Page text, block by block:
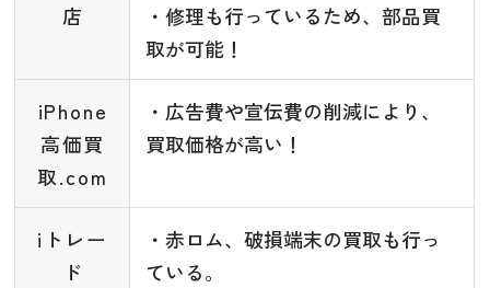
店
・修理も行っているため、部品買
取が可能！
iPhone
高価買
取.com
・広告費や宣伝費の削減により、
買取価格が高い！
iトレー
ド
・赤ロム、破損端末の買取も行っ
ている。